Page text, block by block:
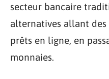
secteur bancaire
alternatives allant
prêts en ligne, en
monnaies.